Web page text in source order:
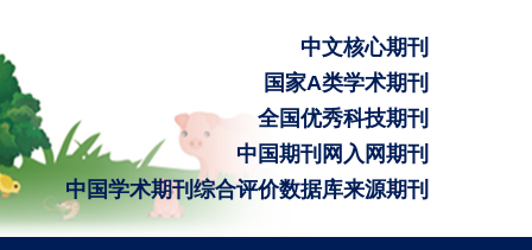
中文核心期刊
国家A类学术期刊
全国优秀科技期刊
中国期刊网入网期刊
中国学术期刊综合评价数据库来源期刊